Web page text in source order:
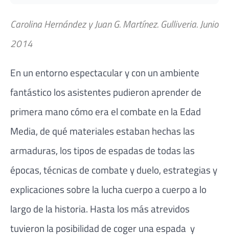
Carolina Hernández y Juan G. Martínez. Gulliveria. Junio
2014
En un entorno espectacular y con un ambiente
fantástico los asistentes pudieron aprender de
primera mano cómo era el combate en la Edad
Media, de qué materiales estaban hechas las
armaduras, los tipos de espadas de todas las
épocas, técnicas de combate y duelo, estrategias y
explicaciones sobre la lucha cuerpo a cuerpo a lo
largo de la historia. Hasta los más atrevidos
tuvieron la posibilidad de coger una espada y